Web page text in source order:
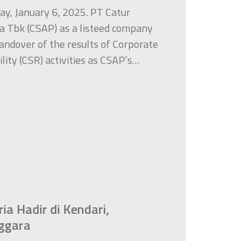
January 6, 2025. PT Catur
Tbk (CSAP) as a listeed company
of the results of Corporate
(CSR) activities as CSAP’s…
Hadir di Kendari,